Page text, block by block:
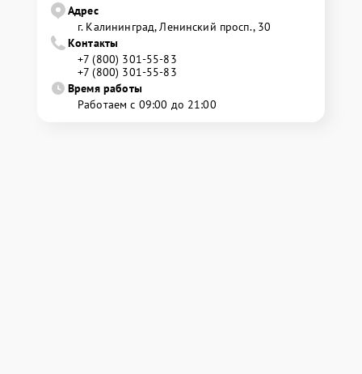
Адрес
г. Калининград, Ленинский просп., 30
Контакты
+7 (800) 301-55-83
+7 (800) 301-55-83
Время работы
Работаем с 09:00 до 21:00